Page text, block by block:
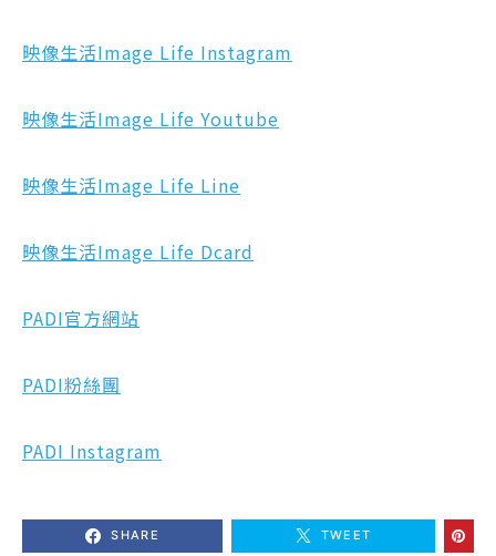
映像生活Image Life Instagram
映像生活Image Life Youtube
映像生活Image Life Line
映像生活Image Life Dcard
PADI官方網站
PADI粉絲團
PADI Instagram
SHARE TWEET